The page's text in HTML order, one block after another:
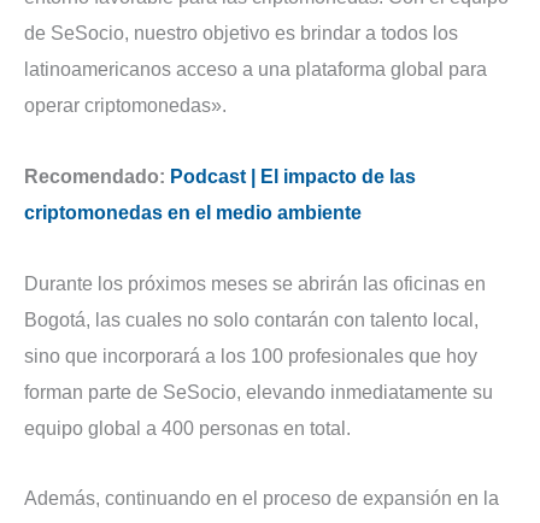
de SeSocio, nuestro objetivo es brindar a todos los
latinoamericanos acceso a una plataforma global para
operar criptomonedas».
Recomendado: Podcast | El impacto de las
criptomonedas en el medio ambiente
Durante los próximos meses se abrirán las oficinas en
Bogotá, las cuales no solo contarán con talento local,
sino que incorporará a los 100 profesionales que hoy
forman parte de SeSocio, elevando inmediatamente su
equipo global a 400 personas en total.
Además, continuando en el proceso de expansión en la